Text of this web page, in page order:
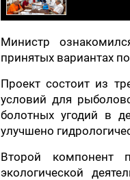
Министр
принятых вариантах
Проект состоит из
условий для
болотных угодий в
улучшено
Второй компонент
экологической